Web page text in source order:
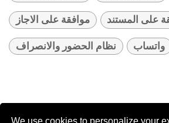
We use cookies to personalize your
موافقة على الاجاز على المستند
نظام الحضور والانصراف واتساب